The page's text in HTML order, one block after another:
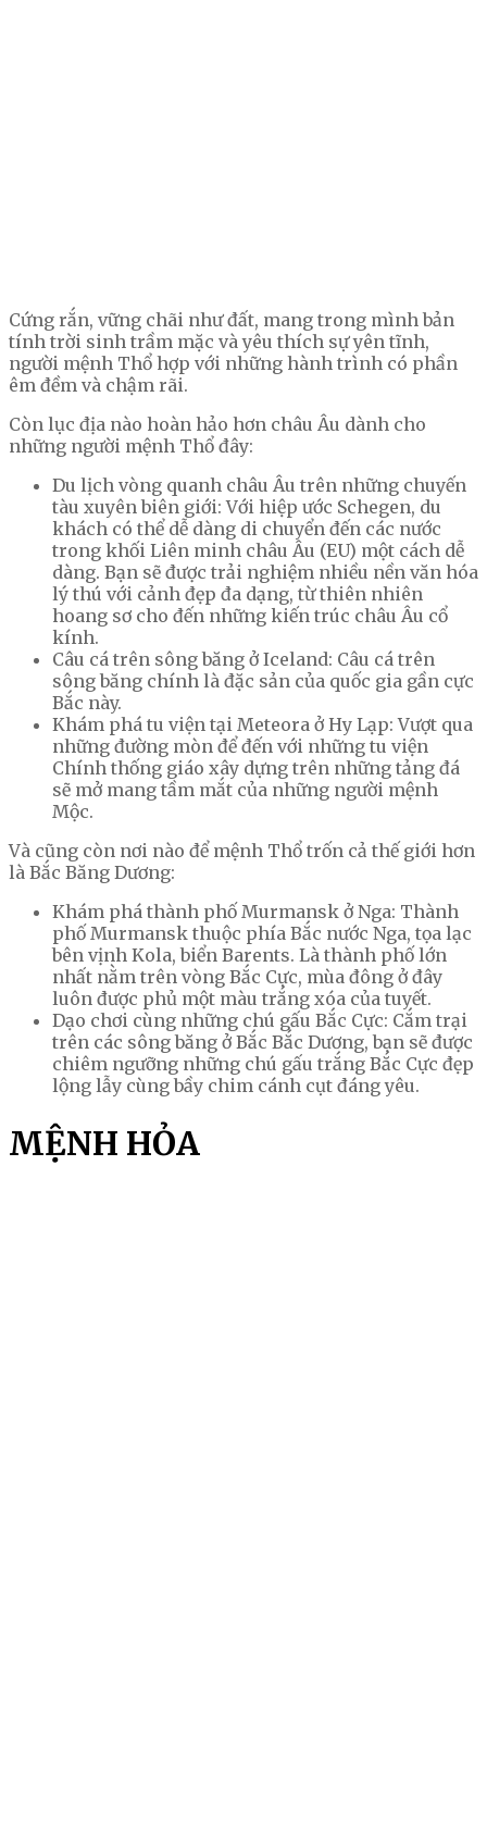
Cứng rắn, vững chãi như đất, mang trong mình bản
tính trời sinh trầm mặc và yêu thích sự yên tĩnh,
người mệnh Thổ hợp với những hành trình có phần
êm đềm và chậm rãi.
Còn lục địa nào hoàn hảo hơn châu Âu dành cho
những người mệnh Thổ đây:
Du lịch vòng quanh châu Âu trên những chuyến
tàu xuyên biên giới: Với hiệp ước Schegen, du
khách có thể dễ dàng di chuyển đến các nước
trong khối Liên minh châu Âu (EU) một cách dễ
dàng. Bạn sẽ được trải nghiệm nhiều nền văn hóa
lý thú với cảnh đẹp đa dạng, từ thiên nhiên
hoang sơ cho đến những kiến trúc châu Âu cổ
kính.
Câu cá trên sông băng ở Iceland: Câu cá trên
sông băng chính là đặc sản của quốc gia gần cực
Bắc này.
Khám phá tu viện tại Meteora ở Hy Lạp: Vượt qua
những đường mòn để đến với những tu viện
Chính thống giáo xây dựng trên những tảng đá
sẽ mở mang tầm mắt của những người mệnh
Mộc.
Và cũng còn nơi nào để mệnh Thổ trốn cả thế giới hơn
là Bắc Băng Dương:
Khám phá thành phố Murmansk ở Nga: Thành
phố Murmansk thuộc phía Bắc nước Nga, tọa lạc
bên vịnh Kola, biển Barents. Là thành phố lớn
nhất nằm trên vòng Bắc Cực, mùa đông ở đây
luôn được phủ một màu trắng xóa của tuyết.
Dạo chơi cùng những chú gấu Bắc Cực: Cắm trại
trên các sông băng ở Bắc Bắc Dương, bạn sẽ được
chiêm ngưỡng những chú gấu trắng Bắc Cực đẹp
lộng lẫy cùng bầy chim cánh cụt đáng yêu.
MỆNH HỎA